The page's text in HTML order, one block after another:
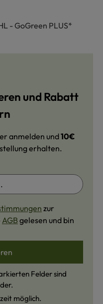
- GoGreen PLUS*
und Rabatt
anmelden und10€
erhalten.
zur
AGB gelesen und bin
Felder sind
möglich.